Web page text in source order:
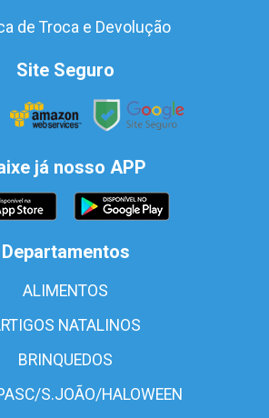
de Troca e Devolução
Site Seguro
já nosso APP
Departamentos
ALIMENTOS
NATALINOS
BRINQUEDOS
S.JOÃO/HALOWEEN